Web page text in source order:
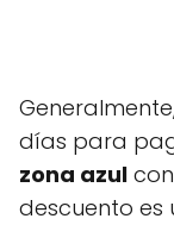
días para
zona azul
descuento